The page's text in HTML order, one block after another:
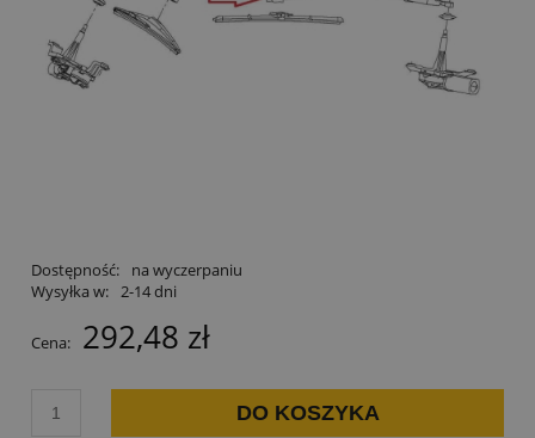
Dostępność:
na wyczerpaniu
Wysyłka w: 2-14 dni
Cena: 292,48 zł
DO KOSZYKA